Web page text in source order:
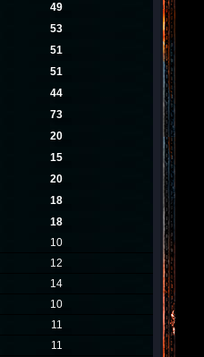
49
53
51
51
44
73
20
15
20
18
18
10
12
14
10
11
11